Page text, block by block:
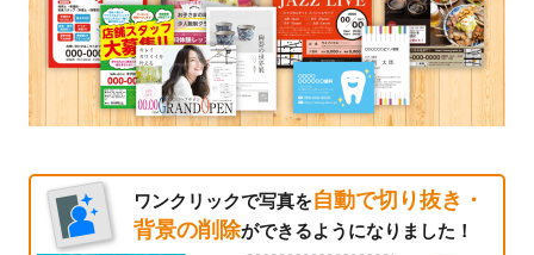
ワンクリックで写真を自動で切り抜き・
背景の削除ができるようになりました！